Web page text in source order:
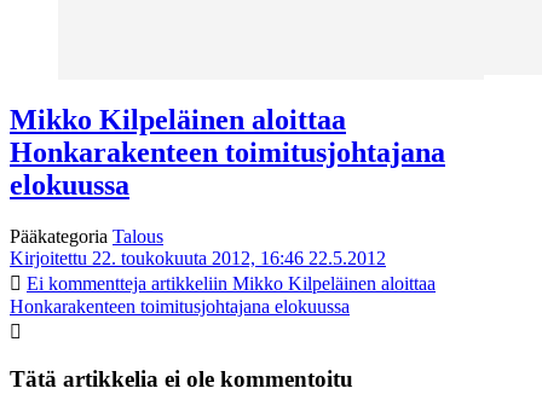
Mikko Kilpeläinen aloittaa
Honkarakenteen toimitusjohtajana
elokuussa
Pääkategoria Talous
Kirjoitettu 22. toukokuuta 2012, 16:46 22.5.2012
Ei kommentteja artikkeliin Mikko Kilpeläinen aloittaa
Honkarakenteen toimitusjohtajana elokuussa
Tätä artikkelia ei ole kommentoitu